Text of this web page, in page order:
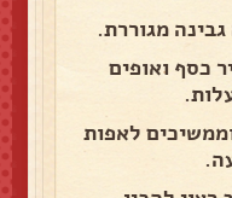
מגוררת.
כסף ואופים
לאפות